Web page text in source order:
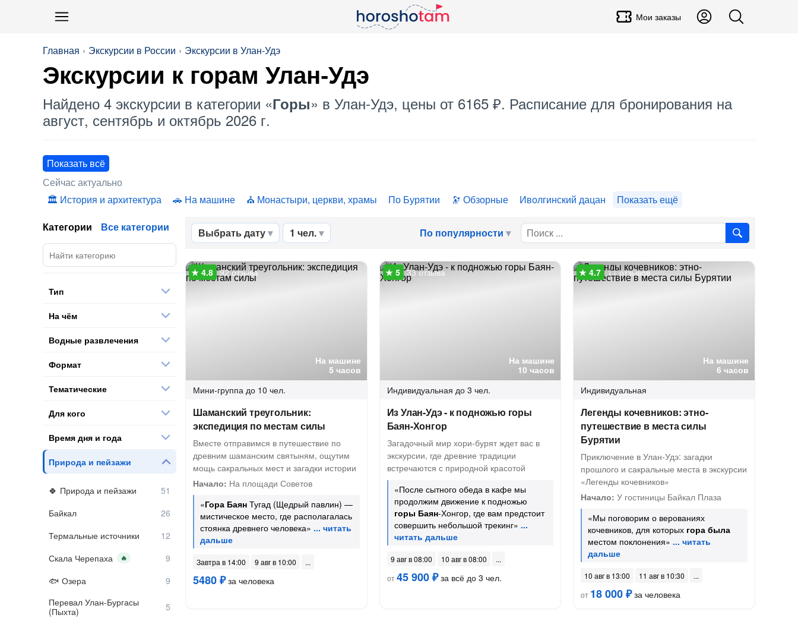
Мои заказы
Главная Экскурсии в России Экскурсии в Улан-Удэ
Экскурсии к горам Улан-Удэ
Найдено 4 экскурсии в категории «Горы» в Улан-Удэ, цены от 6165 ₽. Расписание для бронирования на
август, сентябрь и октябрь 2026 г.
Показать всё
Сейчас актуально
История и архитектура
На машине Монастыри, церкви, храмы По Бурятии Обзорные Иволгинский дацан Показать ещё
Выбрать дату 1 чел. По популярности
На машине
5 часов
92 отзыва
Мини-группа до 10 чел.
Шаманский треугольник:
экспедиция по местам силы
Вместе отправимся в путешествие по
древним шаманским святыням, ощутим
мощь сакральных мест и загадки истории
Начало: На площади Советов
«Гора Баян Тугад (Щедрый павлин) —
мистическое место, где располагалась
стоянка древнего человека»
Завтра в 14:00 9 авг в 10:00
5480 ₽за человека
На машине
10 часов
33 отзыва
Индивидуальная до 3 чел.
Из Улан-Удэ - к подножью горы
Баян-Хонгор
Загадочный мир хори-бурят ждет вас в
экскурсии, где древние традиции
встречаются с природной красотой
«После сытного обеда в кафе мы
продолжим движение к подножью
горы Баян-Хонгор, где вам предстоит
совершить небольшой трекинг»
9 авг в 08:00
10 авг в 08:00
от45 900 ₽за всё до 3 чел.
На машине
6 часов
11 отзывов
Индивидуальная
Легенды кочевников: этно-
путешествие в места силы
Бурятии
Приключение в Улан-Удэ: загадки
прошлого и сакральные места в экскурсии
«Легенды кочевников»
Начало: У гостиницы Байкал Плаза
«Мы поговорим о верованиях
кочевников, для которых гора была
местом поклонения»
10 авг в 13:00
11 авг в 10:30
от 18 000 ₽за человека
Категории Все категории
Тип
На чём
Водные развлечения
Формат
Тематические
Для кого
Время дня и года
Природа и пейзажи
Природа и пейзажи
Байкал
Термальные источники
Скала Черепаха
🔥
Озера
Перевал Улан-Бургасы
(Пыхта)